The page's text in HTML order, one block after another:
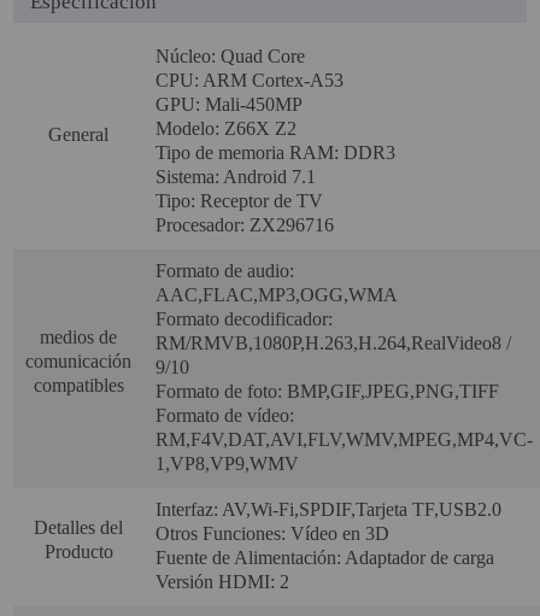
Atención Pedidos:
951 10 21 22
Lunes a Viernes: 9.00h a 15.30h
pedidos@proyectorbarato.com
Asistencia Técnica:
General
Núcleo: Quad Core
CPU: ARM Cortex-A53
GPU: Mali-450MP
Modelo: Z66X Z2
Tipo de memoria RAM: DDR3
Sistema: Android 7.1
Tipo: Receptor de TV
Procesador: ZX296716
medios de
comunicación
compatibles
Formato de audio:
AAC,FLAC,MP3,OGG,WMA
Formato decodificador:
RM/RMVB,1080P,H.263,H.264,RealVideo8 /
9/10
Formato de foto: BMP,GIF,JPEG,PNG,TIFF
Formato de vídeo:
RM,F4V,DAT,AVI,FLV,WMV,MPEG,MP4,VC-
1,VP8,VP9,WMV
Detalles del
Producto
Interfaz: AV,Wi-Fi,SPDIF,Tarjeta TF,USB2.0
Otros Funciones: Vídeo en 3D
Fuente de Alimentación: Adaptador de carga
Versión HDMI: 2